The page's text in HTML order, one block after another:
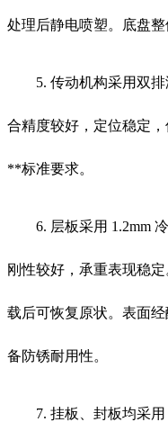
处理后静电喷塑。底盘整
5. 传动机构采用双
合精度较好，定位稳定
**标准要求。
6. 层板采用 1.2mm
刚性较好，承重表现稳
载后可恢复原状。表面
备防锈耐用性。
7. 挂板、封板均采用